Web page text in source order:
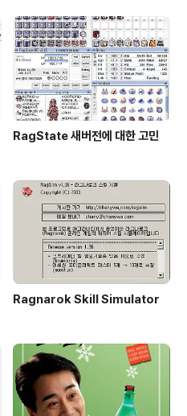
RagState 새버전에 대한 고민
Ragnarok Skill Simulator